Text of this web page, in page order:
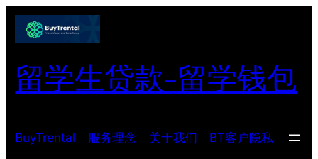
跳
留学生贷款-留学钱包
BuyTrental 服务理念 关于我们 BT客户隐私